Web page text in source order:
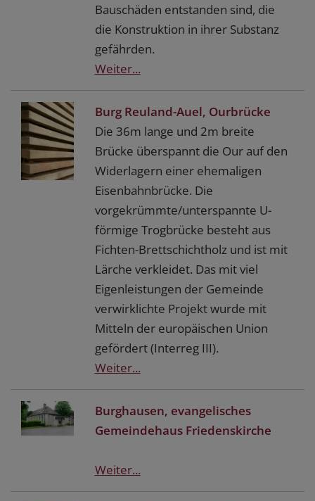
Bauschäden entstanden sind, die
die Konstruktion in ihrer Substanz
gefährden.
Weiter...
Burg Reuland-Auel, Ourbrücke
Die 36m lange und 2m breite
Brücke überspannt die Our auf den
Widerlagern einer ehemaligen
Eisenbahnbrücke. Die
vorgekrümmte/unterspannte U-
förmige Trogbrücke besteht aus
Fichten-Brettschichtholz und ist mit
Lärche verkleidet. Das mit viel
Eigenleistungen der Gemeinde
verwirklichte Projekt wurde mit
Mitteln der europäischen Union
gefördert (Interreg III).
Weiter...
Burghausen, evangelisches
Gemeindehaus Friedenskirche
Weiter...